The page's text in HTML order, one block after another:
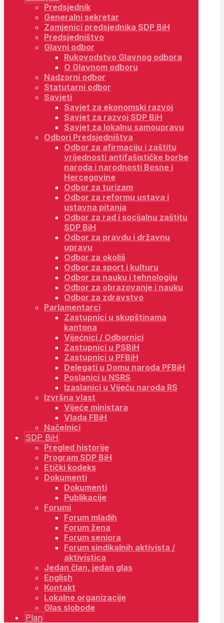
Predsjednik
Generalni sekretar
Zamjenici predsjednika SDP BiH
Predsjedništvo
Glavni odbor
Rukovodstvo Glavnog odbora
O Glavnom odboru
Nadzorni odbor
Statutarni odbor
Savjeti
Savjet za ekonomski razvoj
Savjet za razvoj SDP BiH
Savjet za lokalnu samoupravu
Odbori Predsjedništva
Odbor za afirmaciju i zaštitu
vrijednosti antifašističke borbe
naroda i narodnosti Bosne i
Hercegovine
Odbor za turizam
Odbor za reformu ustava i
ustavna pitanja
Odbor za rad i socijalnu zaštitu
SDP BiH
Odbor za pravdu i državnu
upravu
Odbor za okoliš
Odbor za sport i kulturu
Odbor za nauku i tehnologiju
Odbor za obrazovanje i nauku
Odbor za zdravstvo
Parlamentarci
Zastupnici u skupštinama
kantona
Vijećnici / Odbornici
Zastupnici u PSBiH
Zastupnici u PFBiH
Delegati u Domu naroda PFBiH
Poslanici u NSRS
Izaslanici u Vijeću naroda RS
Izvršna vlast
Vijeće ministara
Vlada FBiH
Načelnici
SDP BiH
Pregled historije
Program SDP BiH
Etički kodeks
Dokumenti
Dokumenti
Publikacije
Forumi
Forum mladih
Forum žena
Forum seniora
Forum sindikalnih aktivista /
aktivistica
Jedan član, jedan glas
English
Kontakt
Lokalne organizacije
Glas slobode
Plan